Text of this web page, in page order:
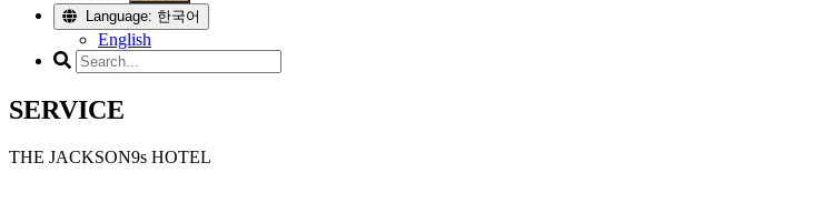
Language: 한국어
English
SERVICE
THE JACKSON9s HOTEL